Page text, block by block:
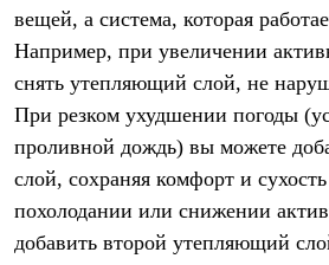
вещей, а система, которая
Например, при увеличении
снять утепляющий слой, не
При резком ухудшении погоды
проливной дождь) вы можете
слой, сохраняя комфорт и
похолодании или снижении
добавить второй утепляющий